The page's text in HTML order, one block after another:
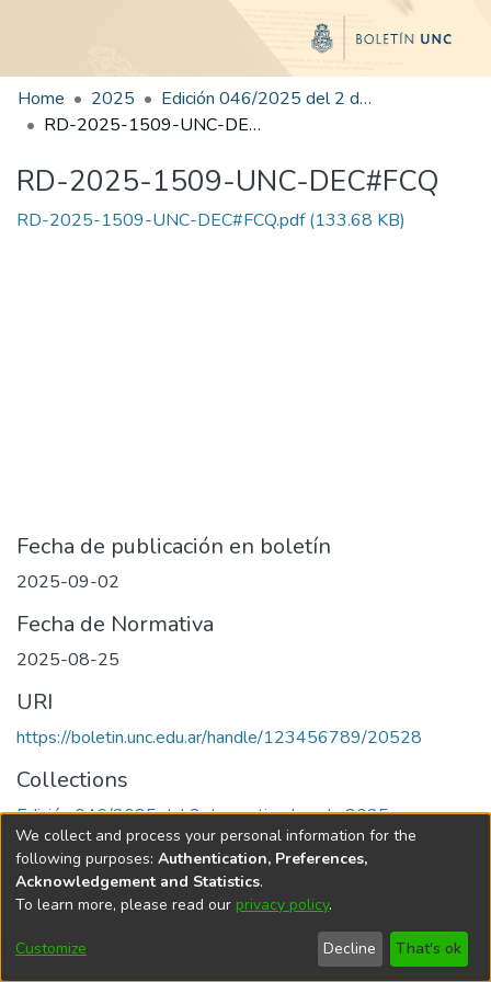
Home 2025
Edición 046/2025 del 2 de septiembre de 2025
RD-2025-1509-UNC-DEC#FCQ
RD-2025-1509-UNC-DEC#FCQ
RD-2025-1509-UNC-DEC#FCQ.pdf(133.68 KB)
Fecha de publicación en boletín
2025-09-02
Fecha de Normativa
2025-08-25
URI
https://boletin.unc.edu.ar/handle/123456789/20528
Collections
Edición 046/2025 del 2 de septiembre de 2025
Universidad Nacional de Córdoba
We collect and process your personal information for the
following purposes: Authentication, Preferences,
Acknowledgement and Statistics.
To learn more, please read our privacy policy.
Customize Decline That's ok